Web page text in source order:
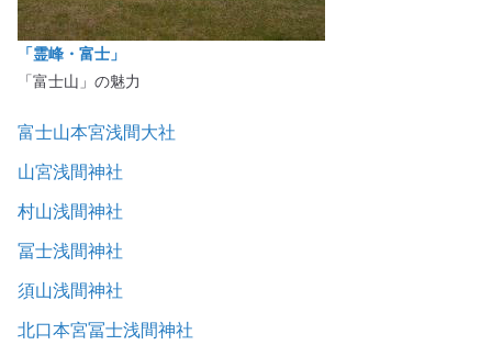
「霊峰・富士」
「富士山」の魅力
富士山本宮浅間大社
山宮浅間神社
村山浅間神社
冨士浅間神社
須山浅間神社
北口本宮冨士浅間神社